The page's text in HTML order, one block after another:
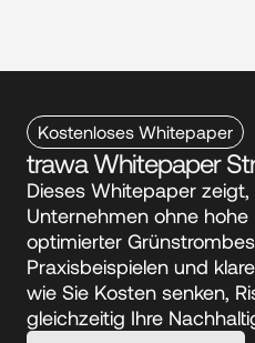
Kostenloses Whitepaper
trawa Whitepaper
Dieses Whitepaper
Unternehmen ohne
optimierter
Praxisbeispielen und
wie Sie Kosten senken,
gleichzeitig Ihre